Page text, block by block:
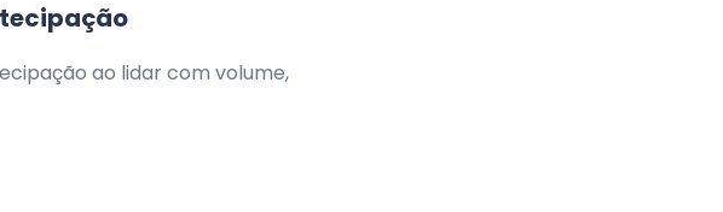
ao lidar com volume,